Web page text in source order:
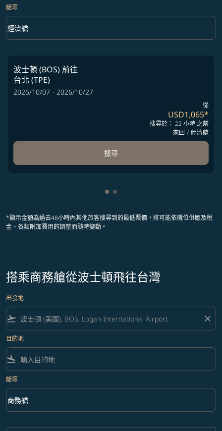
艙等
艙等 option 經濟艙 Selected
經濟艙
keyboard_arrow_down
波士頓 (BOS)前往
台北 (TPE)
2026/10/07 - 2026/10/27
從
USD1,065*
搜尋於： 22 小時 之前
來回 / 經濟艙
搜尋
顯示 cmp-pagination-
顯示 cmp-pagination-
*顯示金額為過去48小時內其他旅客搜尋到的最低票價，將可能依機位供應及稅
金、各類附加費用的調整而隨時變動。
搭乘商務艙從波士頓飛往台灣
出發地
flight_takeoff close
目的地
flight_land
艙等
艙等 option 商務艙 Selected
商務艙
keyboard_arrow_down